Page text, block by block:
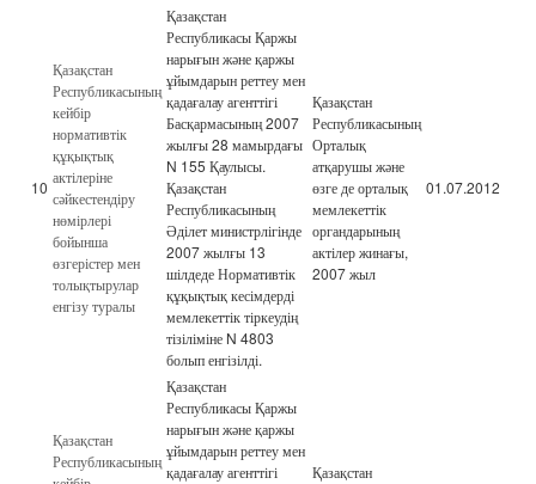
10
Қазақстан
Республикасының
кейбір
нормативтік
құқықтық
актілеріне
сәйкестендіру
нөмірлері
бойынша
өзгерістер мен
толықтырулар
енгізу туралы
Қазақстан
Республикасы Қаржы
нарығын және қаржы
ұйымдарын реттеу мен
қадағалау агенттігі
Басқармасының 2007
жылғы 28 мамырдағы
N 155 Қаулысы.
Қазақстан
Республикасының
Әділет министрлігінде
2007 жылғы 13
шілдеде Нормативтік
құқықтық кесімдерді
мемлекеттік тіркеудің
тізіліміне N 4803
болып енгізілді.
Қазақстан
Республикасының
Орталық
атқарушы және
өзге де орталық
мемлекеттік
органдарының
актілер жинағы,
2007 жыл
01.07.2012
Қазақстан
Республикасының
Қазақстан
Республикасы Қаржы
нарығын және қаржы
ұйымдарын реттеу мен
қадағалау агенттігі
Қазақстан